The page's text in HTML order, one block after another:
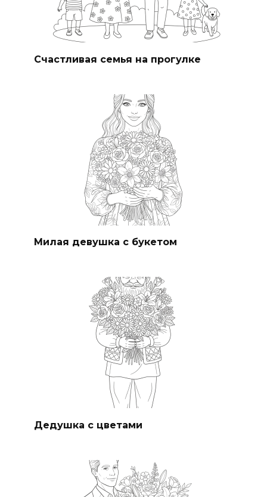
Счастливая семья на прогулке
Милая девушка с букетом
Дедушка с цветами